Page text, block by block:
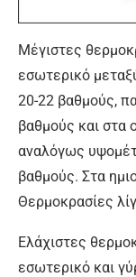
Μέγιστες
εσωτερικό
20-22 βαθμούς,
βαθμούς και στα
αναλόγως
βαθμούς. Στα
Θερμοκρασίες
Ελάχιστες
εσωτερικό και